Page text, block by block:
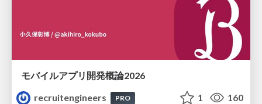
モバイルアプリ開発概論2026
recruitengineers
PRO 1 160